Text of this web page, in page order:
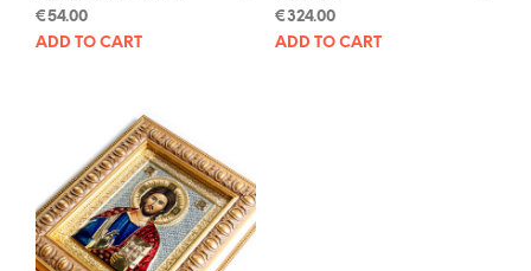
€54.00
ADD TO CART
€324.00
ADD TO CART